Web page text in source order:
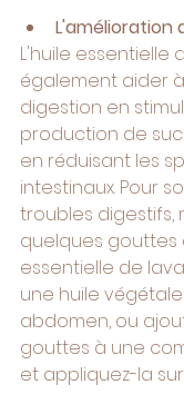
L'amélioration
L'huile
également aider
digestion en
production de
en réduisant les
intestinaux. Pour
troubles digestifs,
quelques gouttes
essentielle de
une huile
abdomen, ou
gouttes à une
et appliquez-la